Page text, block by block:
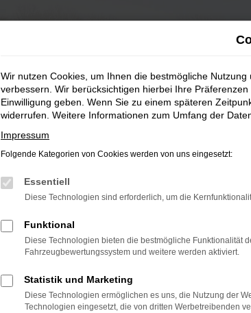
Wir nutzen Cookies, um Ihnen die bestmögliche
verbessern. Wir berücksichtigen hierbei Ihre
Einwilligung geben. Wenn Sie zu einem späteren
widerrufen. Weitere Informationen zum Umfang der
Impressum
Folgende Kategorien von Cookies werden von uns eingesetzt:
Essentiell
Diese Technologien sind erforderlich, um die
Funktional
Diese Technologien bieten die bestmögliche Funktionalität
Fahrzeugbewertungssystem und weitere werden aktiviert.
Statistik und Marketing
Diese Technologien ermöglichen es uns, die Nutzung der
Technologien eingesetzt, die von dritten Werbetreibenden